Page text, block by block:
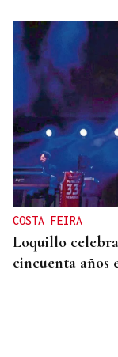
COSTA FEIRA
Loquillo
cincuenta años